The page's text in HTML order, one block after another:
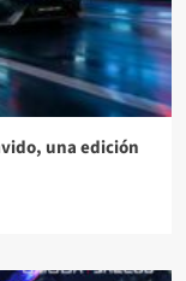
una edición